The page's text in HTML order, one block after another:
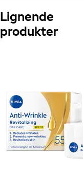
Lignende
produkter